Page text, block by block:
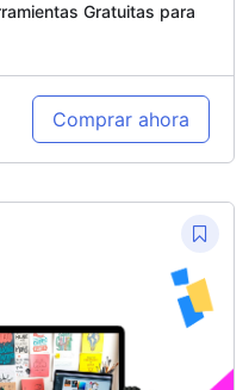
Gratuitas para
Comprar ahora